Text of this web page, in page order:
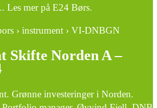
Les mer på E24 Børs.
› instrument › VI-DNBGN
Skifte Norden A –
Grønne investeringer i Norden.